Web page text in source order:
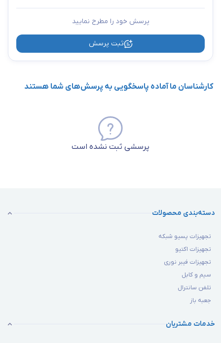
پرسش خود را مطرح نمایید
ثبت پرسش
کارشناسان ما آماده پاسخگویی به پرسش‌های شما هستند
پرسشی ثبت نشده است
دسته‌بندی محصولات
تجهیزات پسیو شبکه
تجهیزات اکتیو
تجهیزات فیبر نوری
سیم و کابل
تلفن سانترال
جعبه باز
خدمات مشتریان